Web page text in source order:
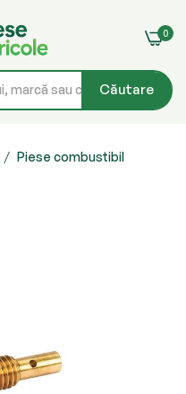
Căutare
0
Piese combustibil